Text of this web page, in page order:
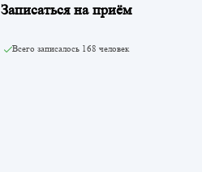
Записаться на приём
Всего записалось 168 человек